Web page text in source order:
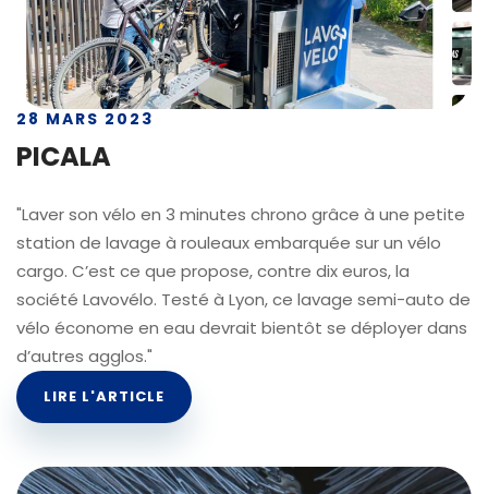
28 MARS 2023
PICALA
"Laver son vélo en 3 minutes chrono grâce à une petite
station de lavage à rouleaux embarquée sur un vélo
cargo. C’est ce que propose, contre dix euros, la
société Lavovélo. Testé à Lyon, ce lavage semi-auto de
vélo économe en eau devrait bientôt se déployer dans
d’autres agglos."
LIRE L'ARTICLE